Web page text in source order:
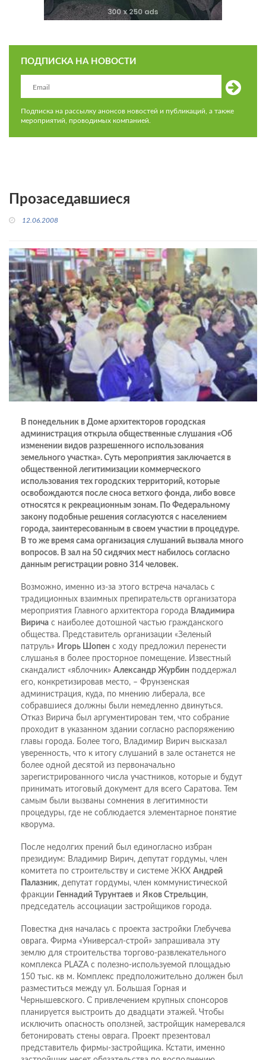
ПОДПИСКА НА НОВОСТИ
Подписка на рассылку анонсов новостей и публикаций, а также
мероприятий, проводимых компанией.
Прозаседавшиеся
12.06.2008
В понедельник в Доме архитекторов городская
администрация открыла общественные слушания «Об
изменении видов разрешенного использования
земельного участка». Суть мероприятия заключается в
общественной легитимизации коммерческого
использования тех городских территорий, которые
освобождаются после сноса ветхого фонда, либо вовсе
относятся к рекреационным зонам. По Федеральному
закону подобные решения согласуются с населением
города, заинтересованным в своем участии в процедуре.
В то же время сама организация слушаний вызвала много
вопросов. В зал на 50 сидячих мест набилось согласно
данным регистрации ровно 314 человек.
Возможно, именно из-за этого встреча началась с
традиционных взаимных препирательств организатора
мероприятия Главного архитектора города Владимира
Вирича с наиболее дотошной частью гражданского
общества. Представитель организации «Зеленый
патруль» Игорь Шопен с ходу предложил перенести
слушанья в более просторное помещение. Известный
скандалист «яблочник» Александр Журбин поддержал
его, конкретизировав место, – Фрунзенская
администрация, куда, по мнению либерала, все
собравшиеся должны были немедленно двинуться.
Отказ Вирича был аргументирован тем, что собрание
проходит в указанном здании согласно распоряжению
главы города. Более того, Владимир Вирич высказал
уверенность, что к итогу слушаний в зале останется не
более одной десятой из первоначально
зарегистрированного числа участников, которые и будут
принимать итоговый документ для всего Саратова. Тем
самым были вызваны сомнения в легитимности
процедуры, где не соблюдается элементарное понятие
кворума.
После недолгих прений был единогласно избран
президиум: Владимир Вирич, депутат гордумы, член
комитета по строительству и системе ЖКХ Андрей
Палазник, депутат гордумы, член коммунистической
фракции Геннадий Турунтаев и Яков Стрельцин,
председатель ассоциации застройщиков города.
Повестка дня началась с проекта застройки Глебучева
оврага. Фирма «Универсал-строй» запрашивала эту
землю для строительства торгово-развлекательного
комплекса PLAZA с полезно-используемой площадью
150 тыс. кв м. Комплекс предположительно должен был
разместиться между ул. Большая Горная и
Чернышевского. С привлечением крупных спонсоров
планируется выстроить до двадцати этажей. Чтобы
исключить опасность оползней, застройщик намеревался
бетонировать стены оврага. Проект презентовал
представитель фирмы-застройщика. Кстати, именно